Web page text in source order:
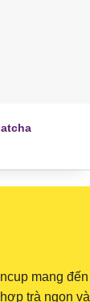
mang
trà ngon